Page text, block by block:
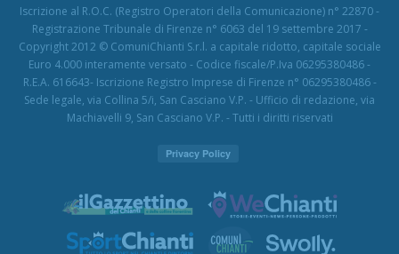
Iscrizione al R.O.C. (Registro Operatori della Comunicazione) n° 22870 -
Registrazione Tribunale di Firenze n° 6063 del 19 settembre 2017 -
Copyright 2012 © ComuniChianti S.r.l. a capitale ridotto, capitale sociale
Euro 4.000 interamente versato - Codice fiscale/P.Iva 06295380486 -
R.E.A. 616643- Iscrizione Registro Imprese di Firenze n° 06295380486 -
Sede legale, via Collina 5/i, San Casciano V.P. - Ufficio di redazione, via
Machiavelli 9, San Casciano V.P. - Tutti i diritti riservati